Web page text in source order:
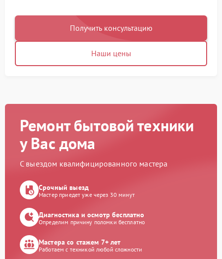
Получить консультацию
Наши цены
Ремонт бытовой техники
у Вас дома
С выездом квалифицированного мастера
Срочный выезд
Мастер приедет уже через 30 минут
Диагностика и осмотр бесплатно
Определим причину поломки бесплатно
Мастера со стажем 7+ лет
Работаем с техникой любой сложности